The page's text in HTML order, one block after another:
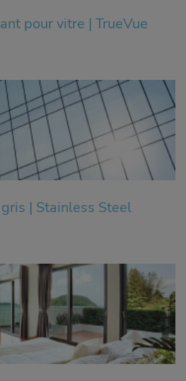
pour vitre | TrueVue
| Stainless Steel